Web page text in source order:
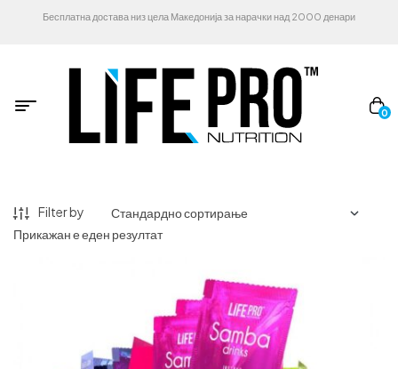
Бесплатна достава низ цела Македонија за нарачки над 2000 денари
0
Filter by
Прикажан е еден резултат